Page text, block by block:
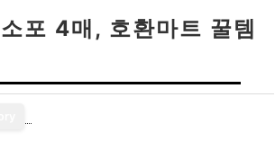
포 4매, 호환마트 꿀템